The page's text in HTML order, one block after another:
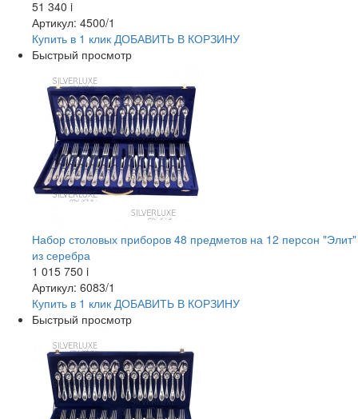
51 340 i
Артикул: 4500/1
Купить в 1 клик ДОБАВИТЬ В КОРЗИНУ
Быстрый просмотр
Набор столовых приборов 48 предметов на 12 персон "Элит"
из серебра
1 015 750 i
Артикул: 6083/1
Купить в 1 клик ДОБАВИТЬ В КОРЗИНУ
Быстрый просмотр